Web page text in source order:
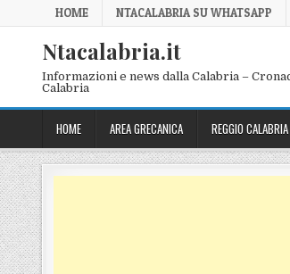
Skip to content
HOME NTACALABRIA SU WHATSAPP
Ntacalabria.it
Informazioni e news dalla Calabria –
Calabria
HOME AREA GRECANICA REGGIO CALABRIA